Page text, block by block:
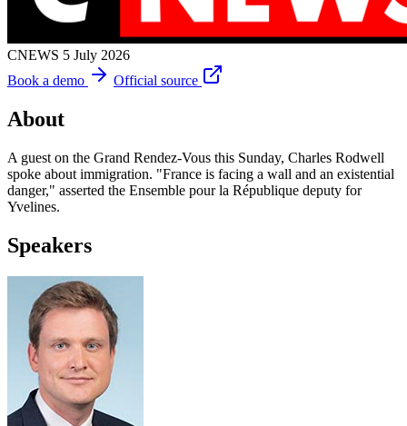
CNEWS 5 July 2026
Book a demo
Official source
About
A guest on the Grand Rendez-Vous this Sunday, Charles Rodwell
spoke about immigration. "France is facing a wall and an existential
danger," asserted the Ensemble pour la République deputy for
Yvelines.
Speakers